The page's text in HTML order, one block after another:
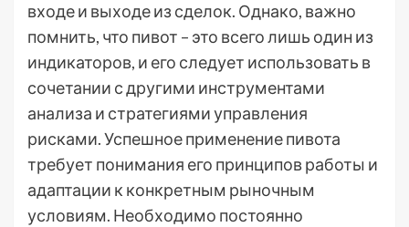
входе и выходе из сделок. Однако, важно
помнить, что пивот – это всего лишь один из
индикаторов, и его следует использовать в
сочетании с другими инструментами
анализа и стратегиями управления
рисками. Успешное применение пивота
требует понимания его принципов работы и
адаптации к конкретным рыночным
условиям. Необходимо постоянно